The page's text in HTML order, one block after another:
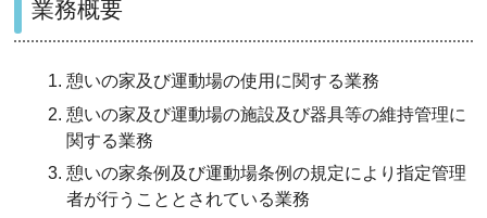
業務概要
憩いの家及び運動場の使用に関する業務
憩いの家及び運動場の施設及び器具等の維持管理に
関する業務
憩いの家条例及び運動場条例の規定により指定管理
者が行うこととされている業務